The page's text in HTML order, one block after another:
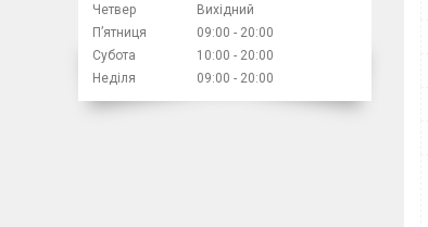
Четвер
Вихідний
Пʼятниця
09:00
20:00
Субота
10:00
20:00
Неділя
09:00 20:00